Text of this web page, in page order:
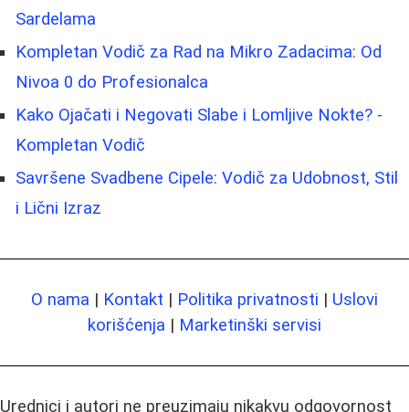
Sardelama
Kompletan Vodič za Rad na Mikro Zadacima: Od
Nivoa 0 do Profesionalca
Kako Ojačati i Negovati Slabe i Lomljive Nokte? -
Kompletan Vodič
Savršene Svadbene Cipele: Vodič za Udobnost, Stil
i Lični Izraz
O nama | Kontakt | Politika privatnosti | Uslovi
korišćenja | Marketinški servisi
Urednici i autori ne preuzimaju nikakvu odgovornost